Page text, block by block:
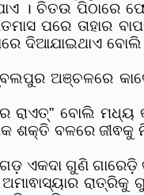
। ଚିତଉ ପିଠାରେ
ପରେ ତାହାର
ଦିଆଯାଇଥାଏ
ଅଞ୍ଚଳରେ
ରାଏତ୍” ବୋଲି ମଧ୍ୟ
ଶକ୍ତି ବଳରେ
ଏକଦା ଗୁଣି ଗାରେଡ଼ି
ରାତ୍ରିକୁ